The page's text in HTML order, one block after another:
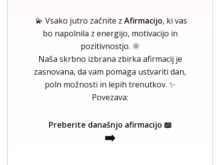
💫 Vsako jutro začnite z Afirmacijo, ki vas
bo napolnila z energijo, motivacijo in
pozitivnostjo. 🌞
Naša skrbno izbrana zbirka afirmacij je
zasnovana, da vam pomaga ustvariti dan,
poln možnosti in lepih trenutkov. ✨
Povezava:
Preberite današnjo afirmacijo 📖
➡️